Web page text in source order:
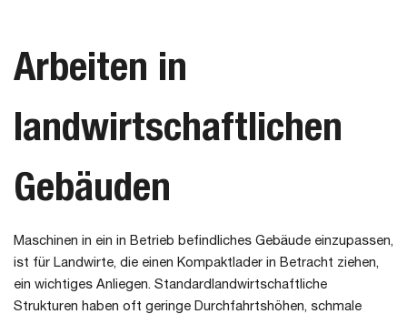
Arbeiten in
landwirtschaftlichen
Gebäuden
Maschinen in ein in Betrieb befindliches Gebäude einzupassen,
ist für Landwirte, die einen Kompaktlader in Betracht ziehen,
ein wichtiges Anliegen. Standardlandwirtschaftliche
Strukturen haben oft geringe Durchfahrtshöhen, schmale